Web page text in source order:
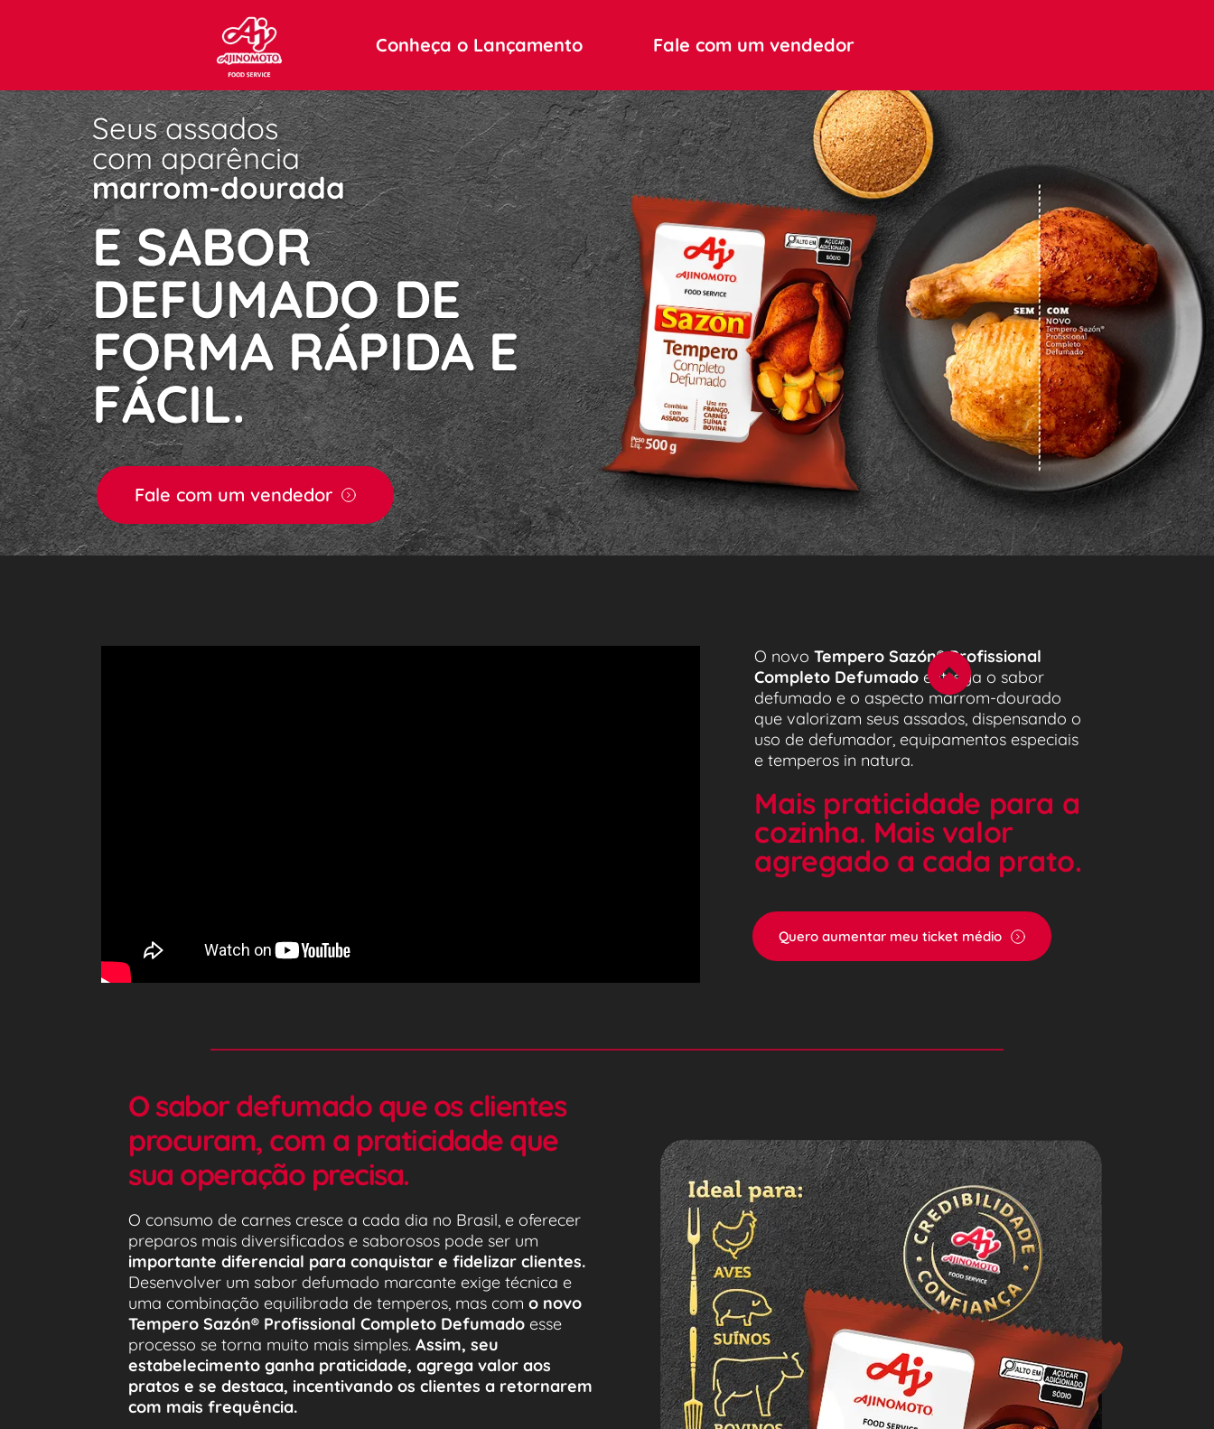
Conheça o Lançamento Fale com um vendedor
Seus assados
com aparência
marrom-dourada
E SABOR
DEFUMADO DE
FORMA RÁPIDA E
FÁCIL.
Fale com um vendedor
O novo Tempero Sazón® Profissional
Completo Defumado entrega o sabor
defumado e o aspecto marrom-dourado
que valorizam seus assados, dispensando o
uso de defumador, equipamentos especiais
e temperos in natura.
Mais praticidade para a
cozinha. Mais valor
agregado a cada prato.
Quero aumentar meu ticket médio
O sabor defumado que os clientes
procuram, com a praticidade que
sua operação precisa.
O consumo de carnes cresce a cada dia no Brasil, e oferecer
Desenvolver um sabor defumado marcante exige técnica e
uma combinação equilibrada de temperos, mas com o novo
Tempero Sazón® Profissional Completo Defumado esse
processo se torna muito mais simples. Assim, seu
estabelecimento ganha praticidade, agrega valor aos
pratos e se destaca, incentivando os clientes a retornarem
com mais frequência.